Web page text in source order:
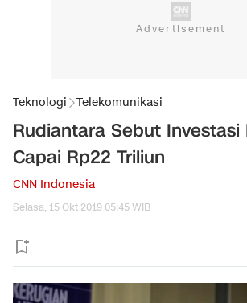
Teknologi Telekomunikasi
Rudiantara Sebut Investasi
Capai Rp22 Triliun
CNN Indonesia
Selasa, 15 Okt 2019 05:45 WIB